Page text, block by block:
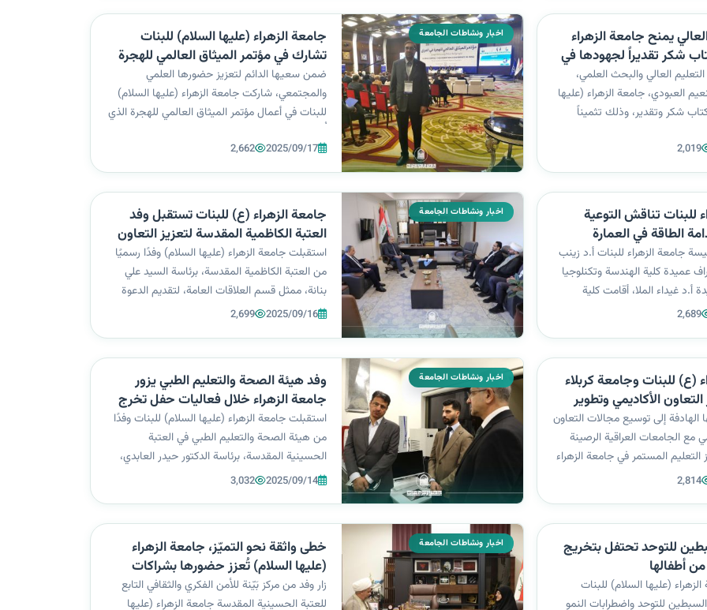
يمنح جامعة الزهراء
شكر تقديراً لجهودها في
العالي والبحث العلمي،
العبودي، جامعة الزهراء (عليها
شكر وتقدير، وذلك تثميناً
والتي جاءت متسمة بالدقة
ومعبرة...
2,019
اخبار ونشاطات الجامعة
جامعة الزهراء (عليها السلام) للبنات
تشارك في مؤتمر الميثاق العالمي للهجرة
في العراق
ضمن سعيها الدائم لتعزيز حضورها العلمي
والمجتمعي، شاركت جامعة الزهراء (عليها السلام)
للبنات في أعمال مؤتمر الميثاق العالمي للهجرة الذي
والمهجرين، وتحت عنوان: (نحو حوكمة شاملة
ومستدامة للهجرة)، وذلك بدعوة ومشاركة من...
2025/09/17
2,662
للبنات تناقش التوعية
الطاقة في العمارة
جامعة الزهراء للبنات أ.د زينب
عميدة كلية الهندسة وتكنلوجيا
أ.د غيداء الملا، أقامت كلية
المعلومات – قسم هندسة2,689
اخبار ونشاطات الجامعة
جامعة الزهراء (ع) للبنات تستقبل وفد
العتبة الكاظمية المقدسة لتعزيز التعاون
العلمي والثقافي
استقبلت جامعة الزهراء (عليها السلام) وفدًا رسميًا
من العتبة الكاظمية المقدسة، برئاسة السيد علي
بنانة، ممثل قسم العلاقات العامة، لتقديم الدعوة
الرسمية للجامعة للمشاركة في المؤتمر السنوي
2025/09/16
2,699
(ع) للبنات وجامعة كربلاء
الأكاديمي وتطوير
المستمر”
الهادفة إلى توسيع مجالات التعاون
مع الجامعات العراقية الرصينة
المستمر في جامعة الزهراء
برئاسة السيدة أ. م. د. معالي2,814
اخبار ونشاطات الجامعة
وفد هيئة الصحة والتعليم الطبي يزور
جامعة الزهراء خلال فعاليات حفل تخرج
أكاديمية السبطين
استقبلت جامعة الزهراء (عليها السلام) للبنات وفدًا
من هيئة الصحة والتعليم الطبي في العتبة
الحسينية المقدسة، برئاسة الدكتور حيدر العابدي،
الرئيس التنفيذي، إلى جانب الدكتورة شذى العوادي،
2025/09/14
3,032
للتوحد تحتفل بتخريج
أطفالها
(عليها السلام) للبنات
للتوحد واضطرابات النمو
اخبار ونشاطات الجامعة
خطى واثقة نحو التميّز، جامعة الزهراء
(عليها السلام) تُعزز حضورها بشراكات
نوعية
زار وفد من مركز بَيّنة للأمن الفكري والثقافي التابع
للعتبة الحسينية المقدسة جامعة الزهراء (عليها